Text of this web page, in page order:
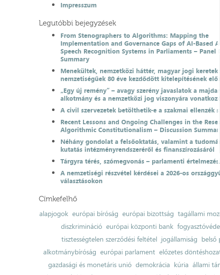
Impresszum
Legutóbbi bejegyzések
From Stenographers to Algorithms: Mapping the
Implementation and Governance Gaps of AI-Based
Speech Recognition Systems in Parliaments – Panel
Summary
Menekültek, nemzetközi háttér, magyar jogi
nemzetiségűek 80 éve kezdődött kitelepítésének
„Egy új remény” – avagy szerény javaslatok a
alkotmány és a nemzetközi jog viszonyára
A civil szervezetek betölthetik-e a szakmai ellenzék
Recent Lessons and Ongoing Challenges in the
Algorithmic Constitutionalism – Discussion
Néhány gondolat a felsőoktatás, valamint a
kutatás intézményrendszeréről és finanszírozásáról
Tárgyra térés, szómegvonás – parlamenti
A nemzetiségi részvétel kérdései a 2026-os
választásokon
Címkefelhő
alapjogok európai bíróság európai bizottság tagállami
diszkrimináció európai központi bank
tisztességtelen szerződési feltétel jogállamiság belső
alkotmánybíróság európai parlament előzetes
gazdasági és monetáris unió demokrácia kúria állami